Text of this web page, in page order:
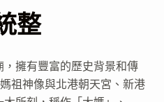
整
擁有豐富的歷史背景和傳
祖神像與北港朝天宮、新港